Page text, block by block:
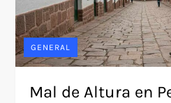
GENERAL
Mal de Altura en